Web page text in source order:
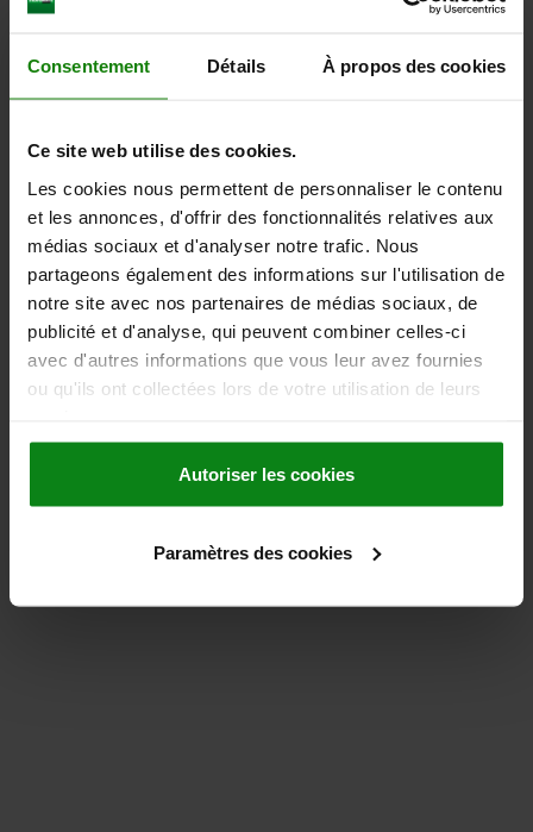
Consentement Détails À propos des cookies
Ce site web utilise des cookies.
Les cookies nous permettent de personnaliser le contenu
et les annonces, d'offrir des fonctionnalités relatives aux
médias sociaux et d'analyser notre trafic. Nous
partageons également des informations sur l'utilisation de
notre site avec nos partenaires de médias sociaux, de
publicité et d'analyse, qui peuvent combiner celles-ci
avec d'autres informations que vous leur avez fournies
ou qu'ils ont collectées lors de votre utilisation de leurs
Autoriser les cookies
Paramètres des cookies
D'autres clients ont
également acheté
NOUVEAU
industriel réglable en Inox
26320
Bride de